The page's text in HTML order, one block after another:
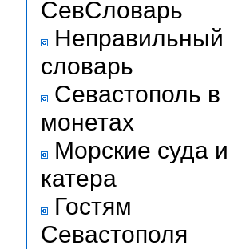
СевСловарь
Неправильный
словарь
Севастополь в
монетах
Морские суда и
катера
Гостям
Севастополя